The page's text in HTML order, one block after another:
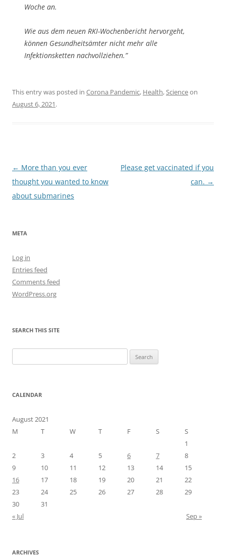
Woche an.
Wie aus dem neuen RKI-Wochenbericht hervorgeht,
können Gesundheitsämter nicht mehr alle
Infektionsketten nachvollziehen.”
This entry was posted in Corona Pandemic, Health,Scienceon
August 6, 2021.
Post
navigation
← More than you ever
thought you wanted to know
about submarines
Please get vaccinated if you
can. →
META
Log in
Entries feed
Comments feed
WordPress.org
SEARCH THIS SITE
for:
CALENDAR
August 2021
M
T W T F S
S
1
2
3 4 5 6 7
8
9
10 11 12 13 14
15
16
17 18 19 20 21
22
23
24 25 26 27 28
29
30
31
« Jul
Sep »
ARCHIVES